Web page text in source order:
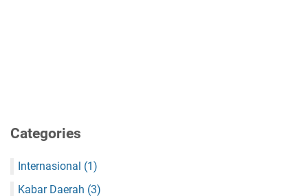
Categories
Internasional (1)
Kabar Daerah (3)